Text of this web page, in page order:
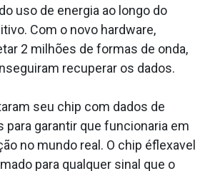
uso de energia ao longo do
Com o novo hardware,
2 milhões de formas de onda,
recuperar os dados.
seu chip com dados de
para garantir que funcionaria em
no mundo real. O chip éflexa­vel
para qualquer sinal que o